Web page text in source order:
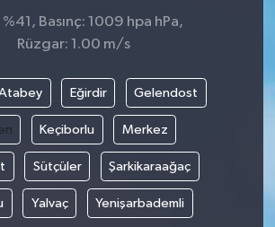
Basınç: 1009 hpa hPa,
Rüzgar: 1.00 m/s
Eğirdir Gelendost
Keçiborlu Merkez
Sütçüler Şarkikaraağaç
Yalvaç Yenişarbademli